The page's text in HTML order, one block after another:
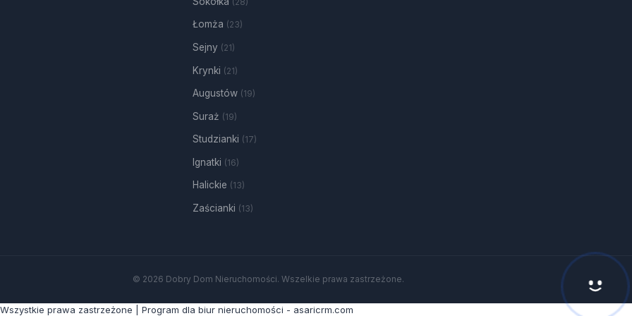
Łomża (23)
Sejny (21)
Krynki (21)
Augustów (19)
Suraż (19)
Studzianki (17)
Ignatki (16)
Halickie (13)
Zaścianki (13)
© 2026 Dobry Dom Nieruchomości. Wszelkie prawa zastrzeżone.
prawa zastrzeżone | Program dla biur nieruchomości - asaricrm.com